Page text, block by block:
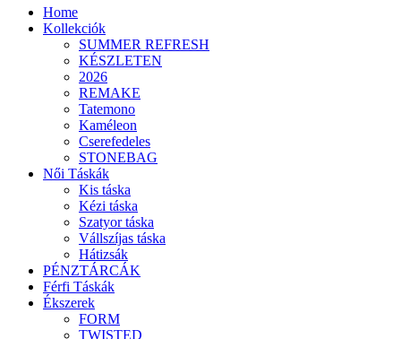
Home
Kollekciók
SUMMER REFRESH
KÉSZLETEN
2026
REMAKE
Tatemono
Kaméleon
Cserefedeles
STONEBAG
Női Táskák
Kis táska
Kézi táska
Szatyor táska
Vállszíjas táska
Hátizsák
PÉNZTÁRCÁK
Férfi Táskák
Ékszerek
FORM
TWISTED